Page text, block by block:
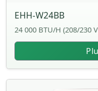
EHH-W24BB
24 000 BTU/H (208/230